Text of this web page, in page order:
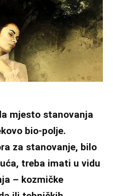
mjesto stanovanja
bio-polje.
za stanovanje, bilo
treba imati u vidu
– kozmičke